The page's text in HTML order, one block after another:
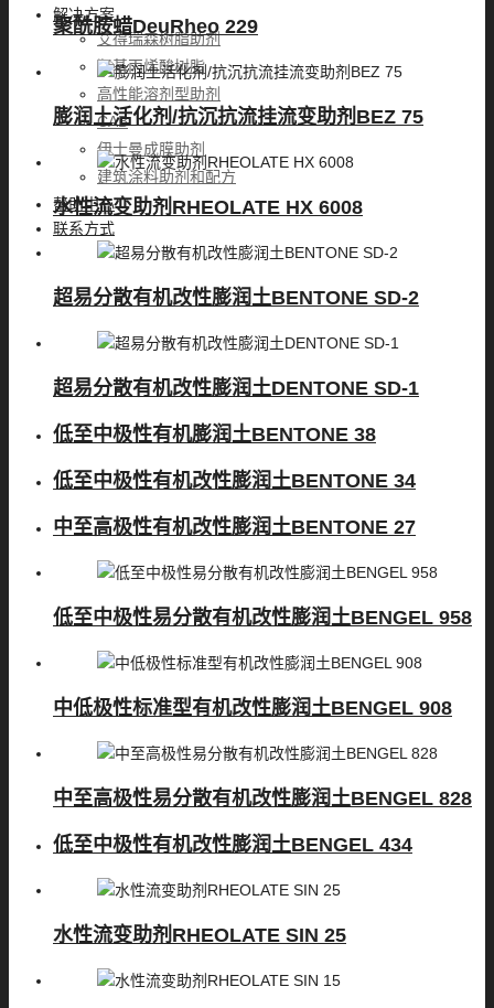
解决方案
艾得瑞森树脂助剂
羟基丙烯酸树脂
高性能溶剂型助剂
CAB
伊士曼成膜助剂
建筑涂料助剂和配方
帮助中心
联系方式
聚酰胺蜡DeuRheo 229
膨润土活化剂/抗沉抗流挂流变助剂BEZ 75
水性流变助剂RHEOLATE HX 6008
超易分散有机改性膨润土BENTONE SD-2
超易分散有机改性膨润土DENTONE SD-1
低至中极性有机膨润土BENTONE 38
低至中极性有机改性膨润土BENTONE 34
中至高极性有机改性膨润土BENTONE 27
低至中极性易分散有机改性膨润土BENGEL 958
中低极性标准型有机改性膨润土BENGEL 908
中至高极性易分散有机改性膨润土BENGEL 828
低至中极性有机改性膨润土BENGEL 434
水性流变助剂RHEOLATE SIN 25